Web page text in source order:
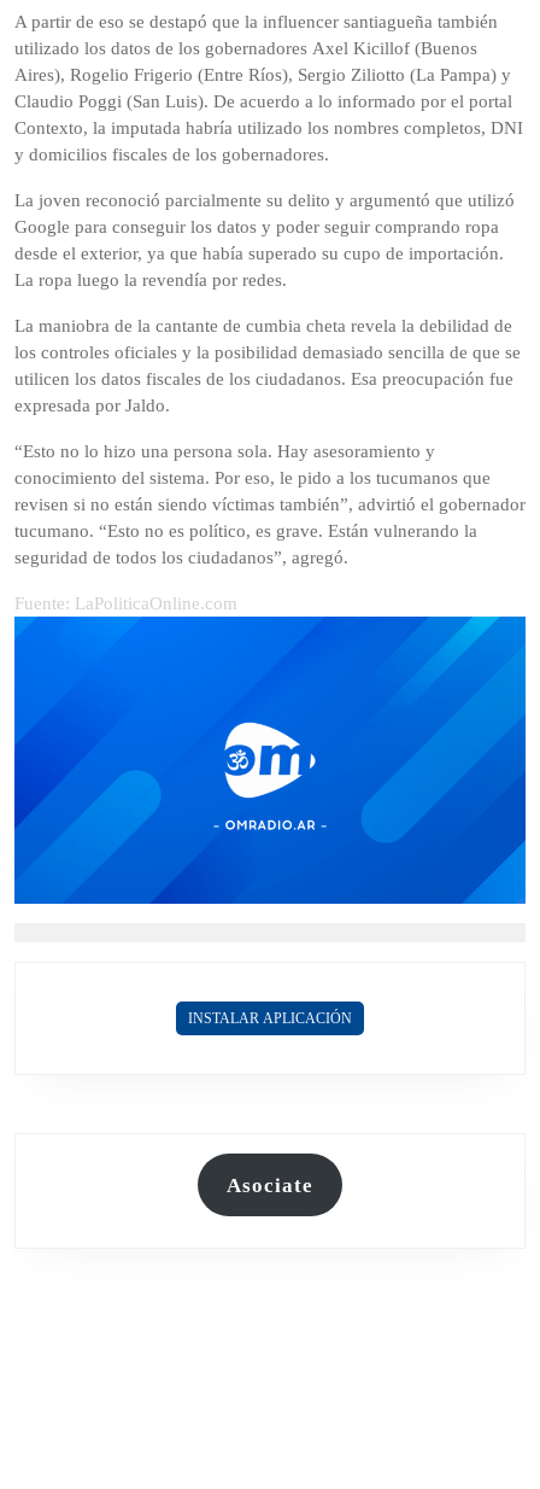
A partir de eso se destapó que la influencer santiagueña también
utilizado los datos de los gobernadores Axel Kicillof (Buenos
Aires), Rogelio Frigerio (Entre Ríos), Sergio Ziliotto (La Pampa) y
Claudio Poggi (San Luis). De acuerdo a lo informado por el portal
Contexto, la imputada habría utilizado los nombres completos, DNI
y domicilios fiscales de los gobernadores.
La joven reconoció parcialmente su delito y argumentó que utilizó
Google para conseguir los datos y poder seguir comprando ropa
desde el exterior, ya que había superado su cupo de importación.
La ropa luego la revendía por redes.
La maniobra de la cantante de cumbia cheta revela la debilidad de
los controles oficiales y la posibilidad demasiado sencilla de que se
utilicen los datos fiscales de los ciudadanos. Esa preocupación fue
expresada por Jaldo.
“Esto no lo hizo una persona sola. Hay asesoramiento y
conocimiento del sistema. Por eso, le pido a los tucumanos que
revisen si no están siendo víctimas también”, advirtió el gobernador
tucumano. “Esto no es político, es grave. Están vulnerando la
seguridad de todos los ciudadanos”, agregó.
Fuente: LaPoliticaOnline.com
INSTALAR APLICACIÓN
Asociate